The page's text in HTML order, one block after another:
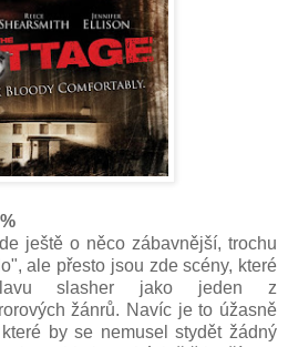
ještě o něco zábavnější, trochu
ale přesto jsou zde scény, které
slasher jako jeden z
žánrů. Navíc je to úžasně
by se nemusel stydět žádný